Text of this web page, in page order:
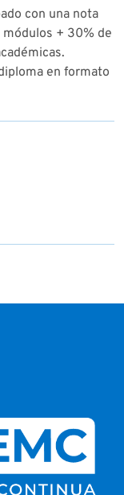
con una nota
+ 30% de
en formato